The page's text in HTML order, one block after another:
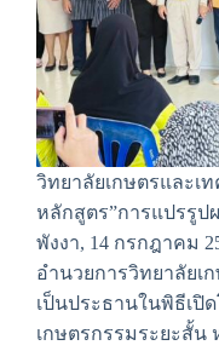
วิทยาลัยเกษตรและเ
หลักสูตร”การแปรรู
พังงา, 14 กรกฎาคม
อำนวยการวิทยาลัยเ
เป็นประธานในพิธีเปิ
เกษตรกรรมระยะสั้น